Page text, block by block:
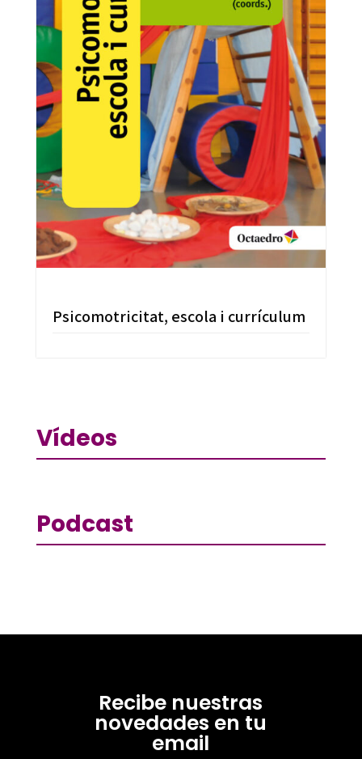
Psicomotricitat, escola i currículum
Vídeos
Podcast
Recibe nuestras
novedades en tu
email